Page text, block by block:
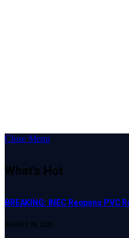
Close Menu
What's Hot
BREAKING: INEC Reopens
AUGUST 28, 2025